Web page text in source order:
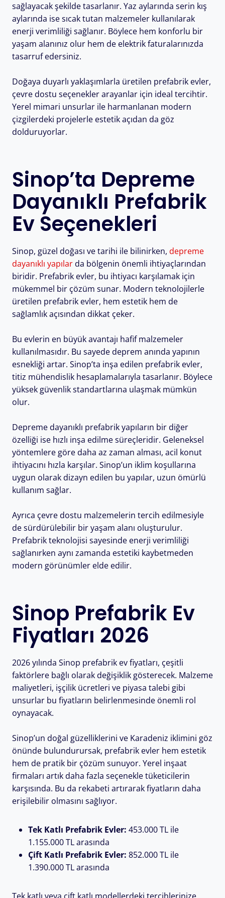
sağlayacak şekilde tasarlanır. Yaz aylarında serin kış
aylarında ise sıcak tutan malzemeler kullanılarak
enerji verimliliği sağlanır. Böylece hem konforlu bir
yaşam alanınız olur hem de elektrik faturalarınızda
tasarruf edersiniz.
Doğaya duyarlı yaklaşımlarla üretilen prefabrik evler,
çevre dostu seçenekler arayanlar için ideal tercihtir.
Yerel mimari unsurlar ile harmanlanan modern
çizgilerdeki projelerle estetik açıdan da göz
dolduruyorlar.
Sinop’ta Depreme
Dayanıklı Prefabrik
Ev Seçenekleri
Sinop, güzel doğası ve tarihi ile bilinirken, depreme
dayanıklı yapılarda bölgenin önemli ihtiyaçlarından
biridir. Prefabrik evler, bu ihtiyacı karşılamak için
mükemmel bir çözüm sunar. Modern teknolojilerle
üretilen prefabrik evler, hem estetik hem de
sağlamlık açısından dikkat çeker.
Bu evlerin en büyük avantajı hafif malzemeler
kullanılmasıdır. Bu sayede deprem anında yapının
esnekliği artar. Sinop’ta inşa edilen prefabrik evler,
titiz mühendislik hesaplamalarıyla tasarlanır. Böylece
yüksek güvenlik standartlarına ulaşmak mümkün
olur.
Depreme dayanıklı prefabrik yapıların bir diğer
özelliği ise hızlı inşa edilme süreçleridir. Geleneksel
yöntemlere göre daha az zaman alması, acil konut
ihtiyacını hızla karşılar. Sinop’un iklim koşullarına
uygun olarak dizayn edilen bu yapılar, uzun ömürlü
kullanım sağlar.
Ayrıca çevre dostu malzemelerin tercih edilmesiyle
de sürdürülebilir bir yaşam alanı oluşturulur.
Prefabrik teknolojisi sayesinde enerji verimliliği
sağlanırken aynı zamanda estetiki kaybetmeden
modern görünümler elde edilir.
Sinop Prefabrik Ev
Fiyatları 2026
2026 yılında Sinop prefabrik ev fiyatları, çeşitli
faktörlere bağlı olarak değişiklik gösterecek. Malzeme
maliyetleri, işçilik ücretleri ve piyasa talebi gibi
unsurlar bu fiyatların belirlenmesinde önemli rol
oynayacak.
Sinop’un doğal güzelliklerini ve Karadeniz iklimini göz
önünde bulundurursak, prefabrik evler hem estetik
hem de pratik bir çözüm sunuyor. Yerel inşaat
firmaları artık daha fazla seçenekle tüketicilerin
karşısında. Bu da rekabeti artırarak fiyatların daha
erişilebilir olmasını sağlıyor.
Tek Katlı Prefabrik Evler: 453.000 TL ile
1.155.000 TL arasında
Çift Katlı Prefabrik Evler: 852.000 TL ile
1.390.000 TL arasında